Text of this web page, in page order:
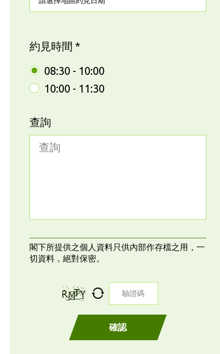
約見時間 *
08:30 - 10:00
10:00 - 11:30
查詢
查詢
閣下所提供之個人資料只供內部作存檔之用，一
切資料，絕對保密。
驗證碼
確認